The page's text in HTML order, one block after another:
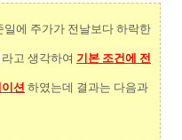
에 주가가 전날보다 하락한
고 생각하여 기본 조건에 전
션 하였는데 결과는 다음과